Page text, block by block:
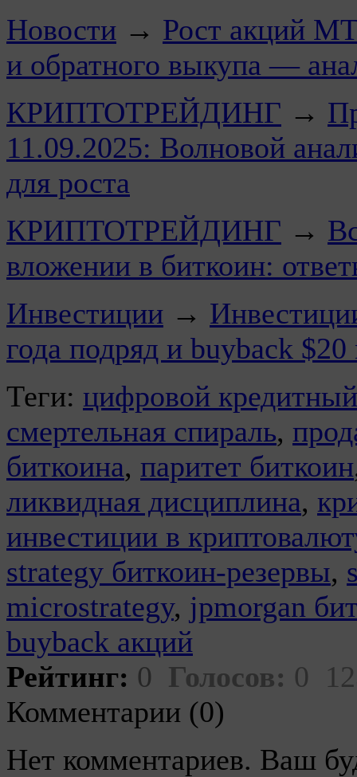
Новости → Рост акций
и обратного выкупа —
КРИПТОТРЕЙДИНГ →
11.09.2025: Волновой
для роста
КРИПТОТРЕЙДИНГ →
вложении в биткоин:
Инвестиции →
года подряд и buyback
Теги: цифровой
смертельная спираль,
биткоина, паритет биткоин
ликвидная дисциплина,
инвестиции в
strategy биткоин-резервы,
microstrategy, jpmorgan
buyback акций
Рейтинг: 0 Голосов: 0
Комментарии (0)
Нет комментариев. Ваш